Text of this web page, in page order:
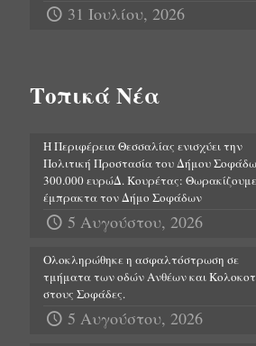
31 Ιουλίου, 2026
Τοπικά Νέα
Η Περιφέρεια Θεσσαλίας ενισχύει την
Πολιτική Προστασία του Δήμου
300.000 ευρώΔ. Κουρέτας: Θωρακίζουμε
έμπρακτα τον Δήμο Σοφάδων
5 Αυγούστου, 2026
Ολοκληρώθηκε η ασφαλτόστρωση σε
τμήματα των οδών Ανθέων και
στους Σοφάδες.
5 Αυγούστου, 2026